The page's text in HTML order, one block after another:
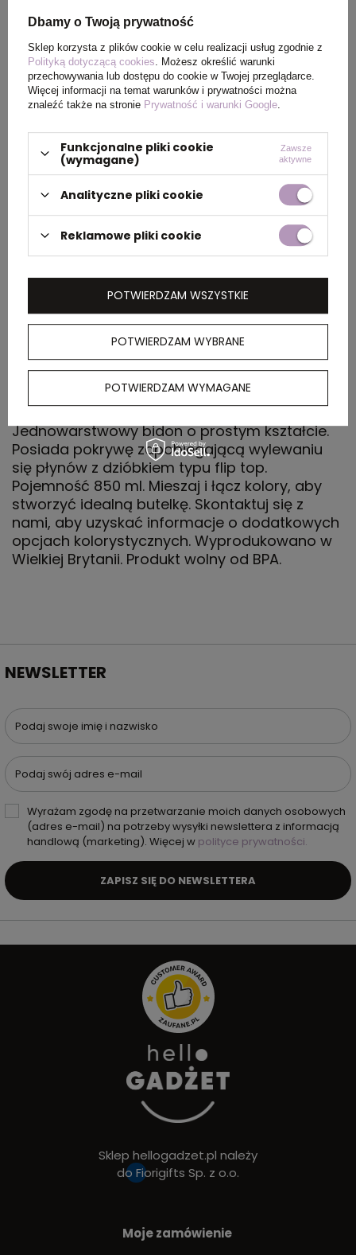
Rozmiar 24,3 x Ø 7,35 cm
Waga
produktu (g)
92
PAKOWANIE
Wymiary
kartonu
49 x 50 x 40 cm
kartonu
zewnętrznego
6,2 kg
Jednowarstwowy bidon o prostym kształcie.
Posiada pokrywę zapobiegającą wylewaniu
się płynów z dzióbkiem typu flip top.
Pojemność 850 ml. Mieszaj i łącz kolory, aby
stworzyć idealną butelkę. Skontaktuj się z
nami, aby uzyskać informacje o dodatkowych
opcjach kolorystycznych. Wyprodukowano w
Wielkiej Brytanii. Produkt wolny od BPA.
NEWSLETTER
Podaj swoje imię i nazwisko
Podaj swój adres e-mail
Wyrażam zgodę na przetwarzanie moich danych osobowych
(adres e-mail) na potrzeby wysyłki newslettera z informacją
handlową (marketing). Więcej w polityce prywatności.
ZAPISZ SIĘ DO NEWSLETTERA
Sklep hellogadzet.pl należy
do Fiorigifts Sp. z o.o.
Moje zamówienie
Dbamy o Twoją prywatność
Sklep korzysta z plików cookie w celu realizacji usług zgodnie z
Polityką dotyczącą cookies . Możesz określić warunki
przechowywania lub dostępu do cookie w Twojej przeglądarce.
Więcej informacji na temat warunków i prywatności można
znaleźć także na stronie Prywatność i warunki Google
Funkcjonalne pliki cookie
(wymagane)
Zawsze
aktywne
Analityczne pliki cookie
Reklamowe pliki cookie
POTWIERDZAM WYBRANE
POTWIERDZAM WYMAGANE
POTWIERDZAM WSZYSTKIE